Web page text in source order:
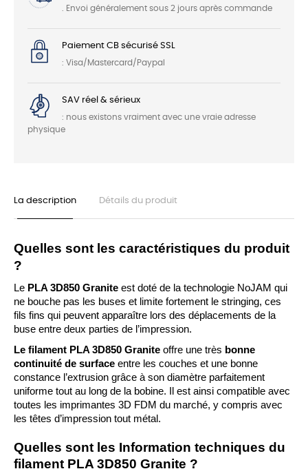
. Envoi généralement sous 2 jours après commande
Paiement CB sécurisé SSL
: Visa/Mastercard/Paypal
SAV réel & sérieux
: nous existons vraiment avec une vraie adresse
physique
La description Détails du produit
Quelles sont les caractéristiques du produit
?
Le PLA 3D850 Granite est doté de la technologie NoJAM qui
ne bouche pas les buses et limite fortement le stringing, ces
fils fins qui peuvent apparaître lors des déplacements de la
buse entre deux parties de l’impression.
Le filament PLA 3D850 Granite offre une très bonne
continuité de surface entre les couches et une bonne
constance l’extrusion grâce à son diamètre parfaitement
uniforme tout au long de la bobine. Il est ainsi compatible avec
toutes les imprimantes 3D FDM du marché, y compris avec
les têtes d’impression tout métal.
Quelles sont les Information techniques du
filament PLA 3D850 Granite ?